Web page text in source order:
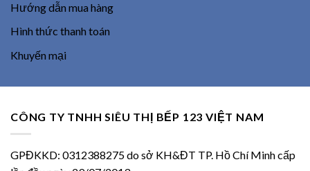
Hướng dẫn mua hàng
Hình thức thanh toán
Khuyến mại
CÔNG TY TNHH SIÊU THỊ BẾP 123 VIỆT NAM
GPĐKKD: 0312388275 do sở KH&ĐT TP. Hồ Chí Minh cấp